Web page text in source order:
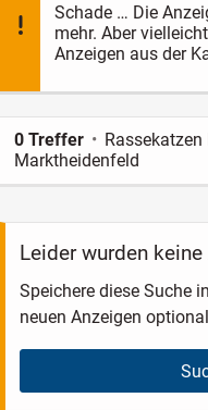
Schade … Die
mehr. Aber
Anzeigen aus der
0 Treffer
Marktheidenfeld
Leider wurden
Speichere diese Suche
neuen Anzeigen